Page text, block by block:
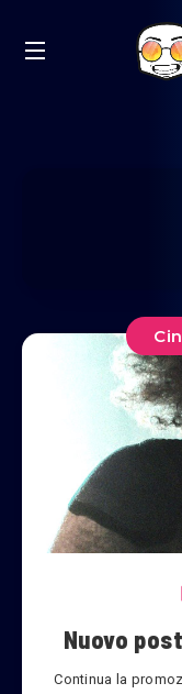
Nuovo
Continua la